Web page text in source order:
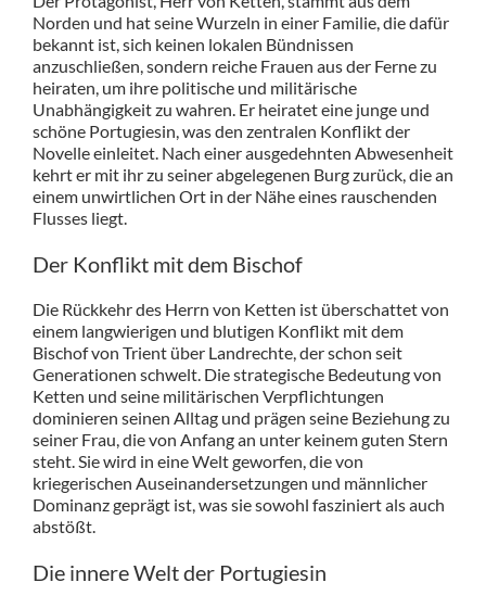
Norden und hat seine Wurzeln in einer Familie, die dafür
bekannt ist, sich keinen lokalen Bündnissen
anzuschließen, sondern reiche Frauen aus der Ferne zu
heiraten, um ihre politische und militärische
Unabhängigkeit zu wahren. Er heiratet eine junge und
schöne Portugiesin, was den zentralen Konflikt der
Novelle einleitet. Nach einer ausgedehnten Abwesenheit
kehrt er mit ihr zu seiner abgelegenen Burg zurück, die an
einem unwirtlichen Ort in der Nähe eines rauschenden
Flusses liegt.
Der Konflikt mit dem Bischof
Die Rückkehr des Herrn von Ketten ist überschattet von
einem langwierigen und blutigen Konflikt mit dem
Bischof von Trient über Landrechte, der schon seit
Generationen schwelt. Die strategische Bedeutung von
Ketten und seine militärischen Verpflichtungen
dominieren seinen Alltag und prägen seine Beziehung zu
seiner Frau, die von Anfang an unter keinem guten Stern
steht. Sie wird in eine Welt geworfen, die von
kriegerischen Auseinandersetzungen und männlicher
Dominanz geprägt ist, was sie sowohl fasziniert als auch
abstößt.
Die innere Welt der Portugiesin